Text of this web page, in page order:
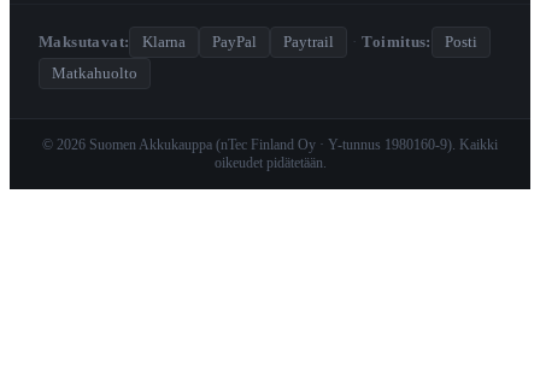
Maksutavat: Klarna PayPal Paytrail · Toimitus:
Posti
Matkahuolto
© 2026 Suomen Akkukauppa (nTec Finland Oy · Y-tunnus 1980160-9). Kaikki
oikeudet pidätetään.